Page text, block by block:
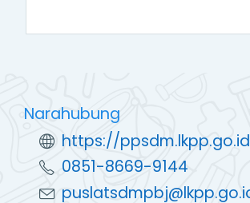
https://
0851-8669-9144